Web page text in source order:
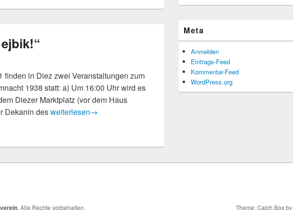
finden in Diez zwei Veranstaltungen zum
1938 statt: a) Um 16:00 Uhr wird es
Diezer Marktplatz (vor dem Haus
Dekanin desKonzert „mir lebn ejbik!“
weiterlesen→
Meta
Anmelden
Eintrags-Feed
Kommentar-Feed
WordPress.org
. Alle Rechte vorbehalten. Theme: Catch Box by